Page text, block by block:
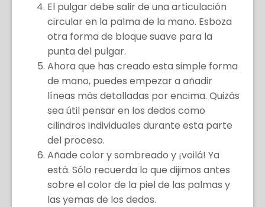
El pulgar debe salir de una articulación
circular en la palma de la mano. Esboza
otra forma de bloque suave para la
punta del pulgar.
Ahora que has creado esta simple forma
de mano, puedes empezar a añadir
líneas más detalladas por encima. Quizás
sea útil pensar en los dedos como
cilindros individuales durante esta parte
del proceso.
Añade color y sombreado y ¡voilá! Ya
está. Sólo recuerda lo que dijimos antes
sobre el color de la piel de las palmas y
las yemas de los dedos.